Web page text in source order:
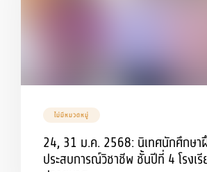
ไม่มีหมวดหมู่
24, 31 ม.ค. 2568: นิเทศนักศึกษา
ประสบการณ์วิชาชีพ ชั้นปีที่ 4 โรงเรี